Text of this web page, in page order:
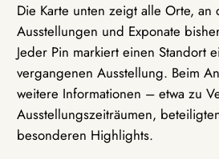
Die Karte unten zeigt alle Orte, an
Ausstellungen und Exponate
Jeder Pin markiert einen Standort
vergangenen Ausstellung. Beim
weitere Informationen – etwa zu
Ausstellungszeiträumen,
besonderen Highlights.